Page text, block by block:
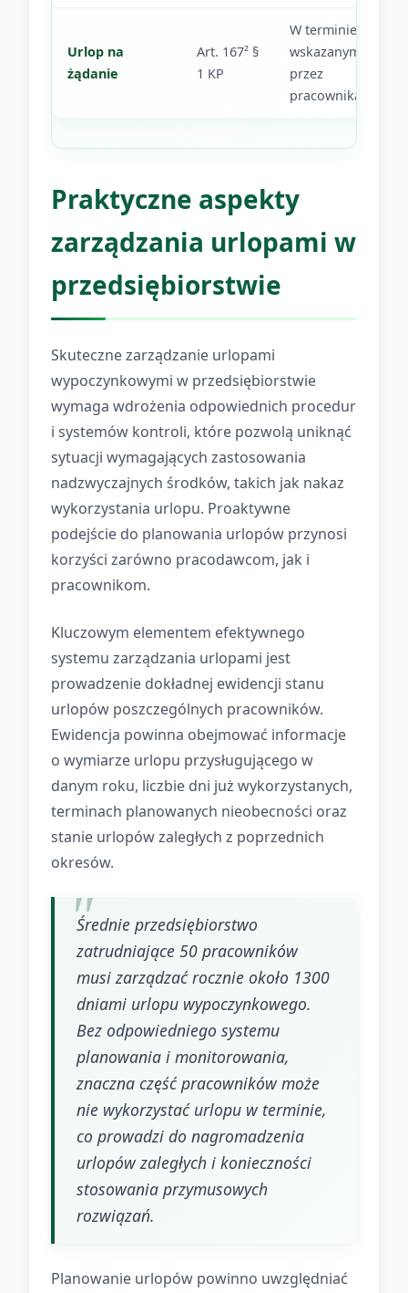
Urlop na
żądanie
Art. 167² §
1 KP
W terminie
wskazanym
przez
pracownika
Praktyczne aspekty
zarządzania urlopami w
przedsiębiorstwie
Skuteczne zarządzanie urlopami
wypoczynkowymi w przedsiębiorstwie
wymaga wdrożenia odpowiednich procedur
i systemów kontroli, które pozwolą uniknąć
sytuacji wymagających zastosowania
nadzwyczajnych środków, takich jak nakaz
wykorzystania urlopu. Proaktywne
podejście do planowania urlopów przynosi
korzyści zarówno pracodawcom, jak i
pracownikom.
Kluczowym elementem efektywnego
systemu zarządzania urlopami jest
prowadzenie dokładnej ewidencji stanu
urlopów poszczególnych pracowników.
Ewidencja powinna obejmować informacje
o wymiarze urlopu przysługującego w
danym roku, liczbie dni już wykorzystanych,
terminach planowanych nieobecności oraz
stanie urlopów zaległych z poprzednich
okresów.
Średnie przedsiębiorstwo
zatrudniające 50 pracowników
musi zarządzać rocznie około 1300
dniami urlopu wypoczynkowego.
Bez odpowiedniego systemu
planowania i monitorowania,
znaczna część pracowników może
nie wykorzystać urlopu w terminie,
co prowadzi do nagromadzenia
urlopów zaległych i konieczności
stosowania przymusowych
rozwiązań.
Planowanie urlopów powinno uwzględniać